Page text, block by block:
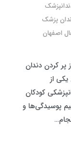
پزشک
اصفهان
پر کردن دندان
یکی از
کودکان
پوسیدگی‌ها و